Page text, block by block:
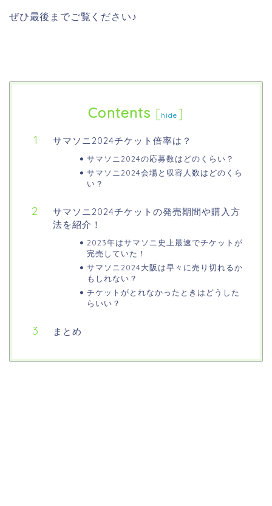
ぜひ最後までご覧ください♪
Contents [hide ]
サマソニ2024チケット倍率は？
サマソニ2024の応募数はどのくらい？
サマソニ2024会場と収容人数はどのくら
い？
サマソニ2024チケットの発売期間や購入方
法を紹介！
2023年はサマソニ史上最速でチケットが
完売していた！
サマソニ2024大阪は早々に売り切れるか
もしれない？
チケットがとれなかったときはどうした
らいい？
まとめ